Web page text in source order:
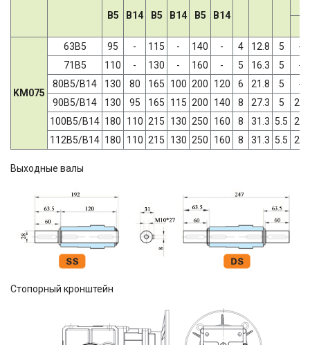
B5 B14 B5 B14 B5 B14
KM075
63B5 95 - 115 - 140 - 4 12.8 5
-
71B5
110 - 130 - 160 - 5 16.3 5
-
80B5/B14
130 80 165 100 200 120 6 21.8 5
-
90B5/B14
130 95 165 115 200 140 8 27.3 5
24
100B5/B14 180 110 215 130 250 160 8 31.3 5.5
28
112B5/B14 180 110 215 130 250 160 8 31.3 5.5 28
Выходные валы
Стопорный кронштейн